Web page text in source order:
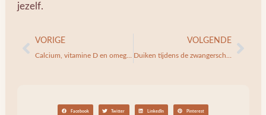
jezelf.
VORIGE
Calcium, vitamine D en omega-3
VOLGENDE
Facebook Twitter LinkedIn Pinterest